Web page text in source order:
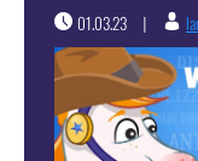
01.03.23 |